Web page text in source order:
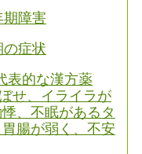
期障害
症状
表的な漢方薬
せ、イライラが
、不眠があるタ
腸が弱く、不安